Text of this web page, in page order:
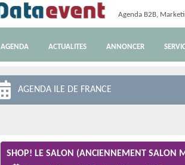
Agenda B2B,
AGENDA ACTUALITES ANNONCER
AGENDA ILE DE FRANCE
SHOP! LE SALON (ANCIENNEMENT SALON